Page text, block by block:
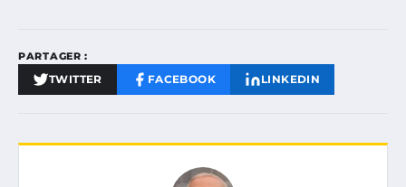
PARTAGER :
TWITTER FACEBOOK LINKEDIN